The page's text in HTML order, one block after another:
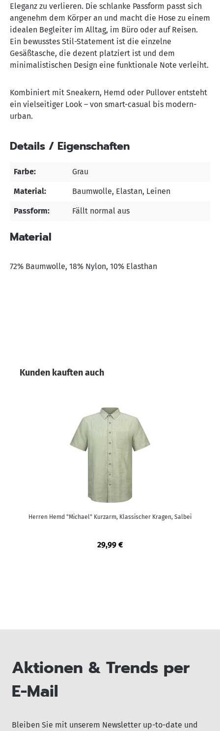
Eleganz zu verlieren. Die schlanke Passform passt sich
angenehm dem Körper an und macht die Hose zu einem
idealen Begleiter im Alltag, im Büro oder auf Reisen.
Ein bewusstes Stil-Statement ist die einzelne
Gesäßtasche, die dezent platziert ist und dem
minimalistischen Design eine funktionale Note verleiht.
Kombiniert mit Sneakern, Hemd oder Pullover entsteht
ein vielseitiger Look – von smart-casual bis modern-
urban.
Details / Eigenschaften
Farbe: Grau
Material: Baumwolle, Elastan, Leinen
Passform: Fällt normal aus
Material
72% Baumwolle, 18% Nylon, 10% Elasthan
Produktgalerie überspringen
Kunden kauften auch
Herren Hemd "Michael" Kurzarm, Klassischer Kragen, Salbei
29,99 €
Aktionen & Trends per
E-Mail
Bleiben Sie mit unserem Newsletter up-to-date und